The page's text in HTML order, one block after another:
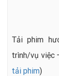
Tải phim
trình/vụ việc
tải phim)